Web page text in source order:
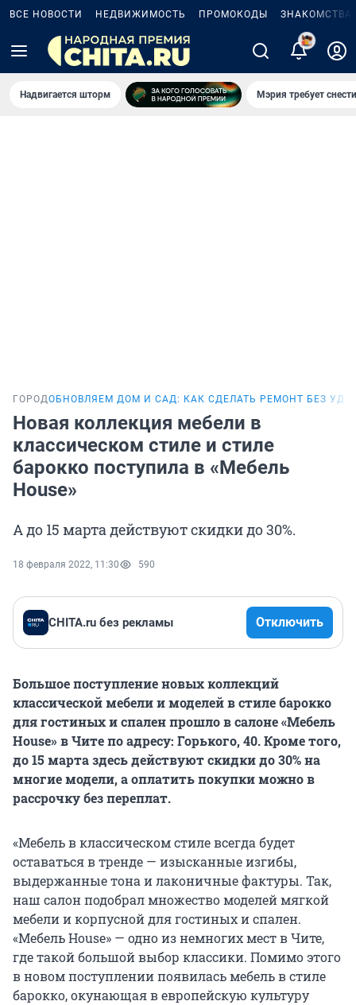
ВСЕ НОВОСТИ НЕДВИЖИМОСТЬ ПРОМОКОДЫ ЗНАКОМСТВА
5
Надвигается шторм Мэрия требует
ГОРОДОБНОВЛЯЕМ ДОМ И САД: КАК СДЕЛАТЬ РЕМОНТ БЕЗ
Новая коллекция мебели в
классическом стиле и стиле
барокко поступила в «Мебель
House»
А до 15 марта действуют скидки до 30%.
18 февраля 2022, 11:30 590
CHITA.ru без рекламы Отключить
Большое поступление новых коллекций
классической мебели и моделей в стиле барокко
для гостиных и спален прошло в салоне «Мебель
House» в Чите по адресу: Горького, 40. Кроме того,
до 15 марта здесь действуют скидки до 30% на
многие модели, а оплатить покупки можно в
рассрочку без переплат.
«Мебель в классическом стиле всегда будет
оставаться в тренде — изысканные изгибы,
выдержанные тона и лаконичные фактуры. Так,
наш салон подобрал множество моделей мягкой
мебели и корпусной для гостиных и спален.
«Мебель House» — одно из немногих мест в Чите,
где такой большой выбор классики. Помимо этого
в новом поступлении появилась мебель в стиле
барокко, окунающая в европейскую культуру